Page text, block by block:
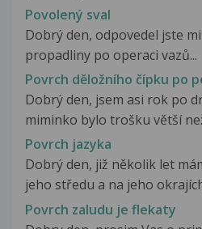
Povolený sval
Dobrý den, odpovedel jste
propadliny po operaci vazů...
Povrch děložního čípku po
Dobrý den, jsem asi rok po
miminko bylo trošku větší
Povrch jazyka
Dobrý den, již několik let
jeho středu a na jeho
Povrch zaludu je flekaty